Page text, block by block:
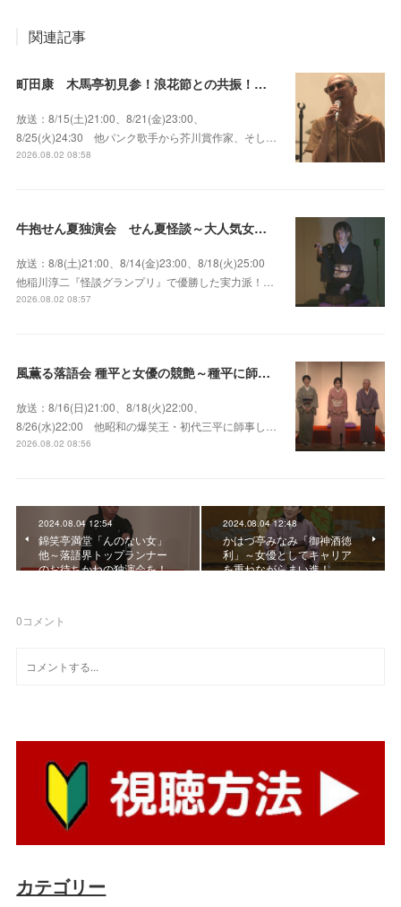
関連記事
町田康 木馬亭初見参！浪花節との共振！～マチダ地蔵尊 他
放送：8/15(土)21:00、8/21(金)23:00、
8/25(火)24:30 他パンク歌手から芥川賞作家、そし…
2026.08.02 08:58
牛抱せん夏独演会 せん夏怪談～大人気女性怪談師とっておきの背筋も凍る…
放送：8/8(土)21:00、8/14(金)23:00、8/18(火)25:00
他稲川淳二『怪談グランプリ』で優勝した実力派！…
2026.08.02 08:57
風薫る落語会 種平と女優の競艶～種平に師事した女優たちが百花繚乱に咲き誇る大人気落語会
放送：8/16(日)21:00、8/18(火)22:00、
8/26(水)22:00 他昭和の爆笑王・初代三平に師事し…
2026.08.02 08:56
2024.08.04 12:54
錦笑亭満堂「んのない女」
他～落語界トップランナー
のお待ちかねの独演会を！
2024.08.04 12:48
かはづ亭みなみ「御神酒徳
利」～女優としてキャリア
を重ねながらまい進！
0コメント
カテゴリー